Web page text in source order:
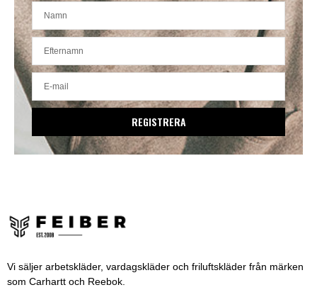
REGISTRERA
Vi säljer arbetskläder, vardagskläder och friluftskläder från märken
som Carhartt och Reebok.